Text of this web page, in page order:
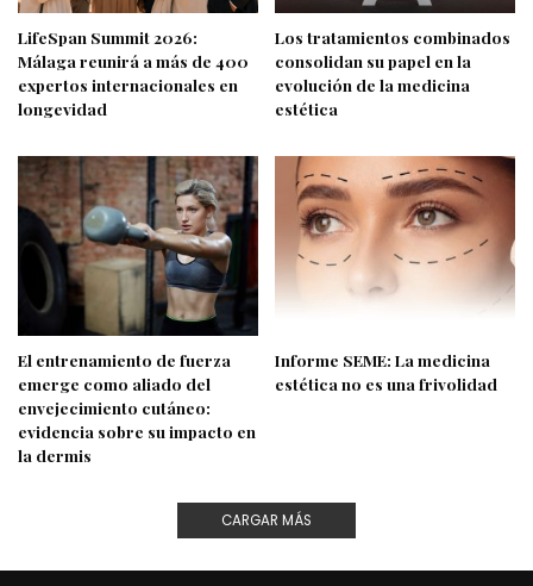
LifeSpan Summit 2026:
Málaga reunirá a más de 400
expertos internacionales en
longevidad
Los tratamientos combinados
consolidan su papel en la
evolución de la medicina
estética
El entrenamiento de fuerza
emerge como aliado del
envejecimiento cutáneo:
evidencia sobre su impacto en
la dermis
Informe SEME: La medicina
estética no es una frivolidad
CARGAR MÁS